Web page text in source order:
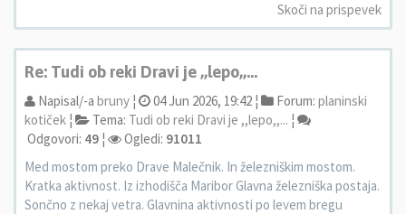
Skoči na prispevek
Re: Tudi ob reki Dravi je ,,lepo,,...
Napisal/-a bruny ¦ 04 Jun 2026, 19:42 ¦ Forum: planinski
kotiček ¦ Tema: Tudi ob reki Dravi je ,,lepo,,... ¦
Odgovori: 49 ¦ Ogledi: 91011
Med mostom preko Drave Malečnik. In železniškim mostom.
Kratka aktivnost. Iz izhodišča Maribor Glavna železniška postaja.
Sončno z nekaj vetra. Glavnina aktivnosti po levem bregu